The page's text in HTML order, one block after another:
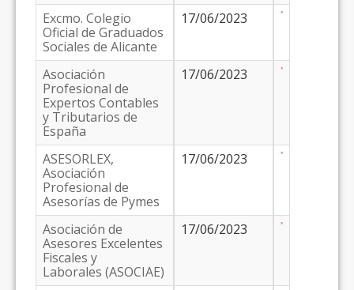
Excmo. Colegio
Oficial de Graduados
Sociales de Alicante
17/06/2023
Asociación
Profesional de
Expertos Contables
y Tributarios de
España
17/06/2023
ASESORLEX,
Asociación
Profesional de
Asesorías de Pymes
17/06/2023
Asociación de
Asesores Excelentes
Fiscales y
Laborales (ASOCIAE)
17/06/2023